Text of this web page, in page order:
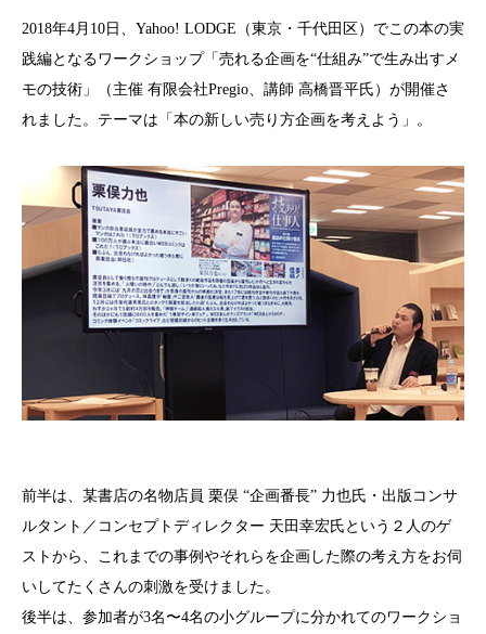
2018年4月10日、Yahoo! LODGE（東京・千代田区）でこの本の実
践編となるワークショップ「売れる企画を“仕組み”で生み出すメ
モの技術」（主催 有限会社Pregio、講師 高橋晋平氏）が開催さ
れました。テーマは「本の新しい売り方企画を考えよう」。
前半は、某書店の名物店員 栗俣 “企画番長” 力也氏・出版コンサ
ルタント／コンセプトディレクター 天田幸宏氏という２人のゲ
ストから、これまでの事例やそれらを企画した際の考え方をお伺
いしてたくさんの刺激を受けました。
後半は、参加者が3名〜4名の小グループに分かれてのワークショ